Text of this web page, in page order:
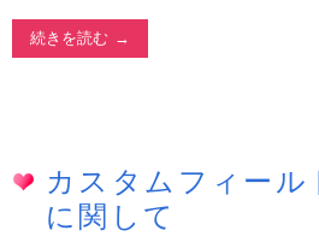
続きを読む
カスタムフィー
に関して